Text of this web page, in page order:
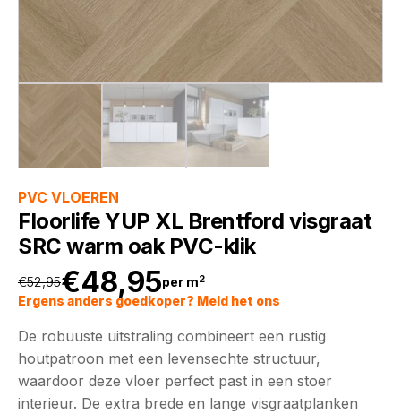
PVC VLOEREN
Floorlife YUP XL Brentford visgraat
SRC warm oak PVC-klik
€52,95
Oorspronkelijke
prijs
was:
€48,95
Huidige
prijs
is:
per m2
Ergens anders goedkoper? Meld het ons
De robuuste uitstraling combineert een rustig
houtpatroon met een levensechte structuur,
waardoor deze vloer perfect past in een stoer
interieur. De extra brede en lange visgraatplanken